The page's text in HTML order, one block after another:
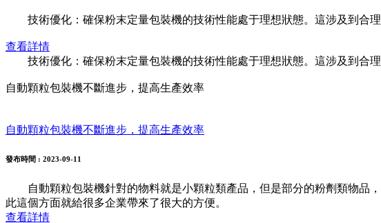
技術優化：確保粉末定量包裝機的技術性能處于理想狀態。這涉及到合理
查看詳情
技術優化：確保粉末定量包裝機的技術性能處于理想狀態。這涉及到合理
自動顆粒包裝機不斷進步，提高生產效率
自動顆粒包裝機不斷進步，提高生產效率
發布時間 : 2023-09-11
自動顆粒包裝機針對的物料就是小顆粒類產品，但是部分的粉劑類物品
此這個方面就給很多企業帶來了很大的方便。
查看詳情